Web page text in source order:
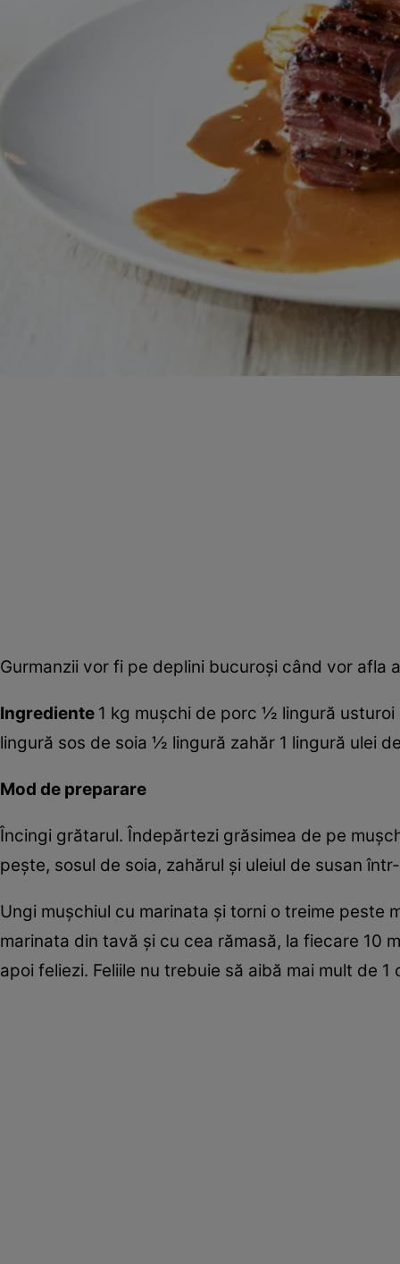
Gurmanzii vor fi pe deplini bucuroşi când vor afla
Ingrediente 1 kg muşchi de porc ½ lingură
lingură sos de soia ½ lingură zahăr 1 lingură ulei
Mod de preparare
Încingi grătarul. Îndepărtezi grăsimea de pe
peşte, sosul de soia, zahărul şi uleiul de susan
Ungi muşchiul cu marinata şi torni o treime
marinata din tavă şi cu cea rămasă, la fiecare 10
apoi feliezi. Feliile nu trebuie să aibă mai mult de 1